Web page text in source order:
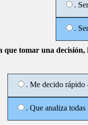
.
.
que tomar una decisión,
. Me decido rápido
. Que analiza